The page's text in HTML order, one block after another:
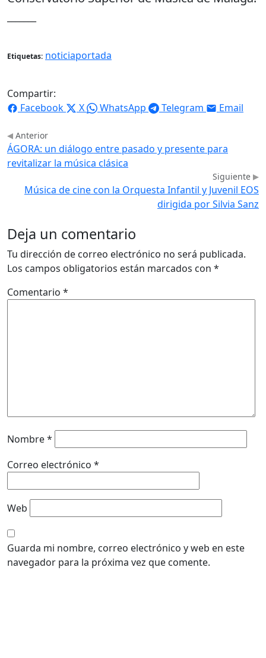
Etiquetas: noticiaportada
Compartir:
Facebook
X WhatsApp Telegram Email
Anterior
ÁGORA: un diálogo entre pasado y presente para
revitalizar la música clásica
Siguiente
Música de cine con la Orquesta Infantil y Juvenil EOS
dirigida por Silvia Sanz
Deja un comentario
Tu dirección de correo electrónico no será publicada.
Los campos obligatorios están marcados con *
Comentario *
Nombre*
Correo electrónico *
Web
Guarda mi nombre, correo electrónico y web en este
navegador para la próxima vez que comente.